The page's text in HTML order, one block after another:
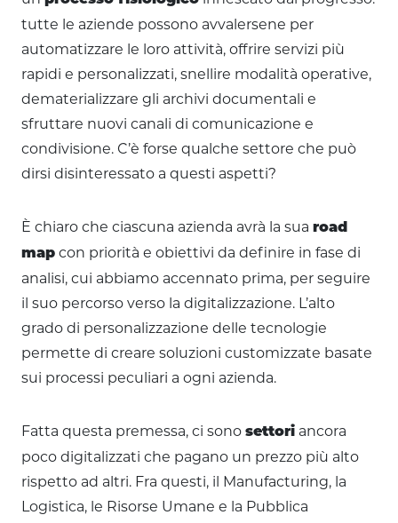
tutte le aziende possono avvalersene per
automatizzare le loro attività, offrire servizi più
rapidi e personalizzati, snellire modalità operative,
dematerializzare gli archivi documentali e
sfruttare nuovi canali di comunicazione e
condivisione. C’è forse qualche settore che può
dirsi disinteressato a questi aspetti?
È chiaro che ciascuna azienda avrà la sua road
map con priorità e obiettivi da definire in fase di
analisi, cui abbiamo accennato prima, per seguire
il suo percorso verso la digitalizzazione. L’alto
grado di personalizzazione delle tecnologie
permette di creare soluzioni customizzate basate
sui processi peculiari a ogni azienda.
Fatta questa premessa, ci sono settori ancora
poco digitalizzati che pagano un prezzo più alto
rispetto ad altri. Fra questi, il Manufacturing, la
Logistica, le Risorse Umane e la Pubblica